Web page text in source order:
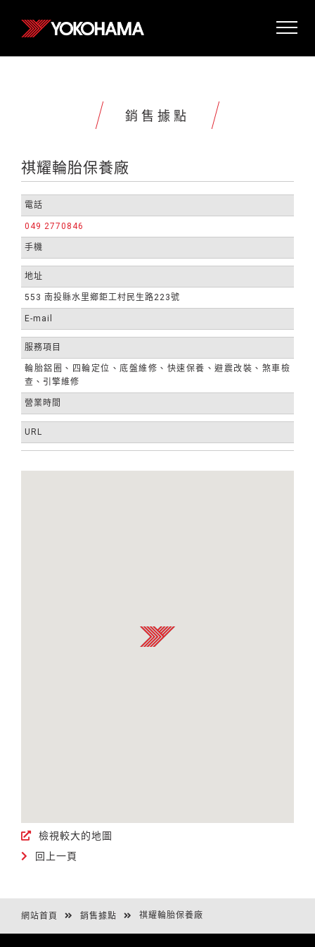
銷售據點
祺耀輪胎保養廠
電話
049 2770846
手機
地址
553 南投縣水里鄉鉅工村民生路223號
E-mail
服務項目
輪胎鋁圈、四輪定位、底盤維修、快速保養、避震改裝、煞車檢
查、引擎維修
營業時間
URL
檢視較大的地圖
回上一頁
網站首頁 銷售據點 祺耀輪胎保養廠